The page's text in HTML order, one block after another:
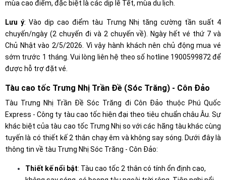
mùa cao điểm, đặc biệt là các dịp lễ Tết, mùa du lịch.
Lưu ý: Vào dịp cao điểm tàu Trưng Nhị tăng cường tần suất 4
chuyến/ngày (2 chuyến đi và 2 chuyến về). Ngày hết vé thứ 7 và
Chủ Nhật vào 2/5/2026. Vì vậy hành khách nên chủ động mua vé
sớm trước 1 tháng. Vui lòng liên hệ theo số hotline 1900599872 để
được hỗ trợ đặt vé.
Tàu cao tốc Trưng Nhị Trần Đề (Sóc Trăng) - Côn Đảo
Tàu Trưng Nhị Trần Đề Sóc Trăng đi Côn Đảo thuộc Phú Quốc
Express - Công ty tàu cao tốc hiện đại theo tiêu chuẩn châu Âu. Sự
khác biệt của tàu cao tốc Trưng Nhị so với các hãng tàu khác cùng
tuyến là có thiết kế 2 thân chạy êm và không say sóng. Dưới đây là
thông tin về tàu Trưng Nhị Sóc Trăng - Côn Đảo:
Thiết kế nổi bật: Tàu cao tốc 2 thân có tính ổn định cao,